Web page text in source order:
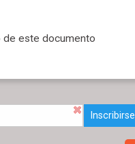
de este documento
Inscribirse